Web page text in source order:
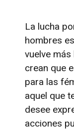
La lucha
hombres
vuelve más
crean que
para las
aquel que
desee
acciones